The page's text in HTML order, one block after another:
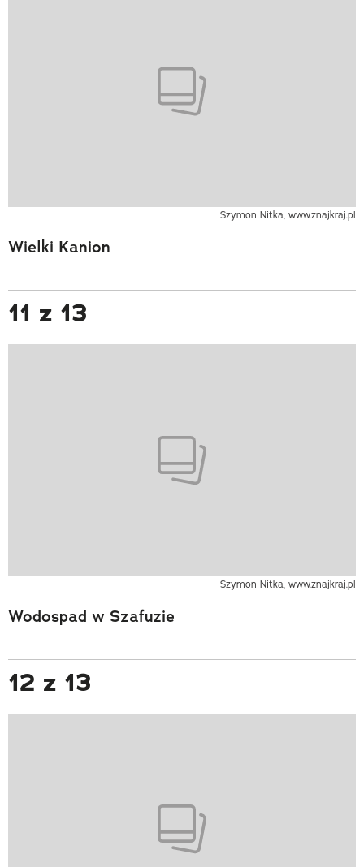
Szymon Nitka, www.znajkraj.pl
Wielki Kanion
11 z 13
Szymon Nitka, www.znajkraj.pl
Wodospad w Szafuzie
12 z 13